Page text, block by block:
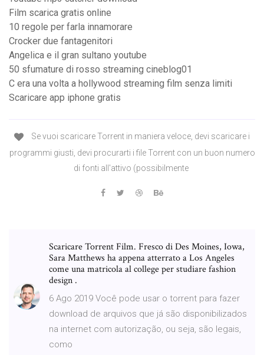
Film scarica gratis online
10 regole per farla innamorare
Crocker due fantagenitori
Angelica e il gran sultano youtube
50 sfumature di rosso streaming cineblog01
C era una volta a hollywood streaming film senza limiti
Scaricare app iphone gratis
Se vuoi scaricare Torrent in maniera veloce, devi scaricare i
programmi giusti, devi procurarti i file Torrent con un buon numero
di fonti all'attivo (possibilmente
Scaricare Torrent Film. Fresco di Des Moines, Iowa,
Sara Matthews ha appena atterrato a Los Angeles
come una matricola al college per studiare fashion
design .
6 Ago 2019 Você pode usar o torrent para fazer
download de arquivos que já são disponibilizados
na internet com autorização, ou seja, são legais,
como